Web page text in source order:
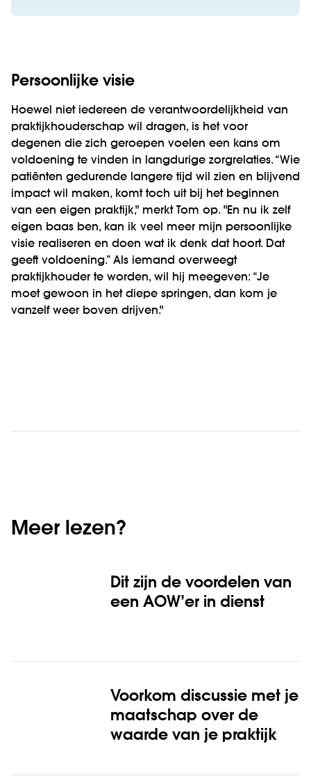
Persoonlijke visie
Hoewel niet iedereen de verantwoordelijkheid van
praktijkhouderschap wil dragen, is het voor
degenen die zich geroepen voelen een kans om
voldoening te vinden in langdurige zorgrelaties. “Wie
patiënten gedurende langere tijd wil zien en blijvend
impact wil maken, komt toch uit bij het beginnen
van een eigen praktijk," merkt Tom op. "En nu ik zelf
eigen baas ben, kan ik veel meer mijn persoonlijke
visie realiseren en doen wat ik denk dat hoort. Dat
geeft voldoening.” Als iemand overweegt
praktijkhouder te worden, wil hij meegeven: “Je
moet gewoon in het diepe springen, dan kom je
vanzelf weer boven drijven."
Meer lezen?
Dit zijn de voordelen van
een AOW’er in dienst
Voorkom discussie met je
maatschap over de
waarde van je praktijk